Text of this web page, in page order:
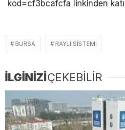
kod=cf3bcafcfa linkinden
BURSA RAYLI SISTEMI
İLGİNİZİÇEKEBİLİR